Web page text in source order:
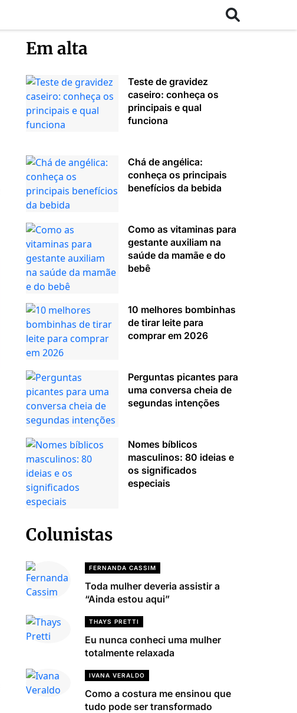
Em alta
Teste de gravidez
caseiro: conheça os
principais e qual
funciona
Chá de angélica:
conheça os principais
benefícios da bebida
Como as vitaminas para
gestante auxiliam na
saúde da mamãe e do
bebê
10 melhores bombinhas
de tirar leite para
comprar em 2026
Perguntas picantes para
uma conversa cheia de
segundas intenções
Nomes bíblicos
masculinos: 80 ideias e
os significados
especiais
Colunistas
FERNANDA CASSIM
Toda mulher deveria assistir a
“Ainda estou aqui”
THAYS PRETTI
Eu nunca conheci uma mulher
totalmente relaxada
IVANA VERALDO
Como a costura me ensinou que
tudo pode ser transformado